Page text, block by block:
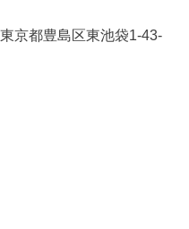
東京都豊島区東池袋1-43-